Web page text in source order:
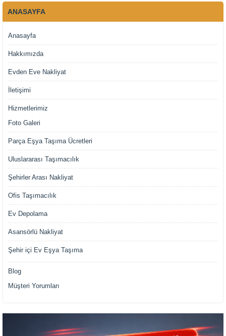
ANASAYFA
Anasayfa
Hakkımızda
Evden Eve Nakliyat
İletişimi
Hizmetlerimiz
Foto Galeri
Parça Eşya Taşıma Ücretleri
Uluslararası Taşımacılık
Şehirler Arası Nakliyat
Ofis Taşımacılık
Ev Depolama
Asansörlü Nakliyat
Şehir içi Ev Eşya Taşıma
Blog
Müşteri Yorumları